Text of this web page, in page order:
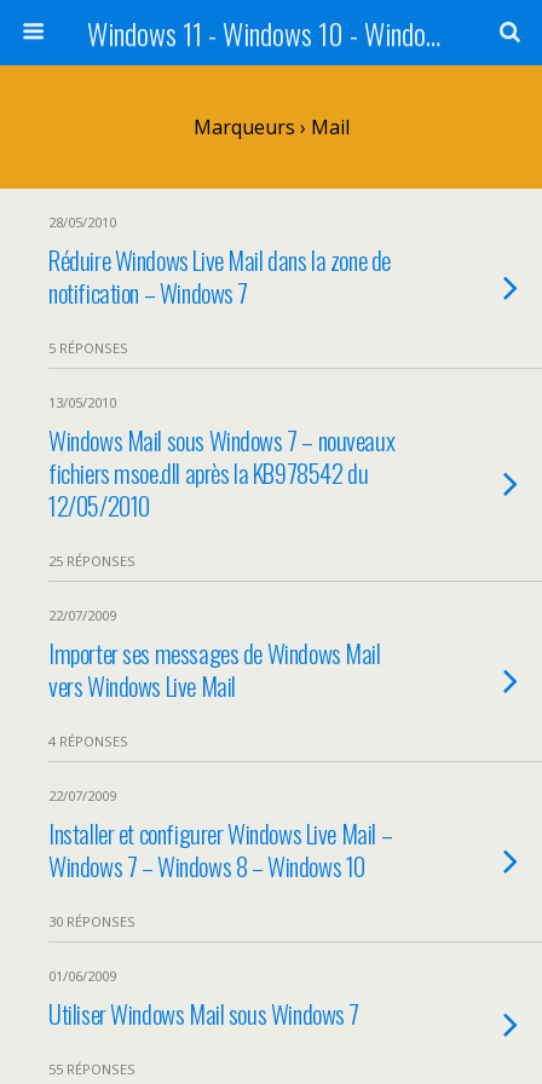
Windows 11 - Windows 10 - Windows 8 - Windows 7 - VISTA
Marqueurs › Mail
28/05/2010
Réduire Windows Live Mail dans la zone de
notification – Windows 7
5 RÉPONSES
13/05/2010
Windows Mail sous Windows 7 – nouveaux
fichiers msoe.dll après la KB978542 du
12/05/2010
25 RÉPONSES
22/07/2009
Importer ses messages de Windows Mail
vers Windows Live Mail
4 RÉPONSES
22/07/2009
Installer et configurer Windows Live Mail –
Windows 7 – Windows 8 – Windows 10
30 RÉPONSES
01/06/2009
Utiliser Windows Mail sous Windows 7
55 RÉPONSES